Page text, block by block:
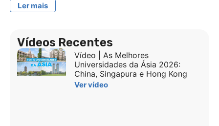
Ler mais
Vídeos Recentes
Vídeo | As Melhores
Universidades da Ásia 2026:
China, Singapura e Hong Kong
Ver vídeo